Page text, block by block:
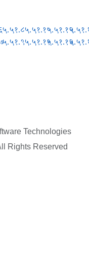
५.५१.८
५.५१.९
५.५१.१०
५.५१.११
५.५१.१२
५.५१.१३
Technologies
Rights Reserved